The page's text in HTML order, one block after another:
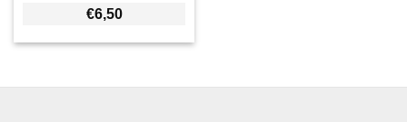
€6,50